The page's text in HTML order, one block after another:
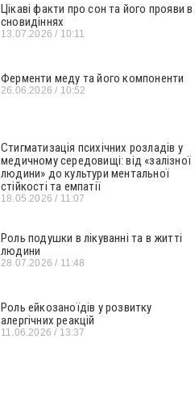
Цікаві факти про сон та його прояви в
сновидіннях
13.07.2026 10:11
Ферменти меду та його компоненти
26.06.2026 10:52
Стигматизація психічних розладів у
медичному середовищі: від «залізної
людини» до культури ментальної
стійкості та емпатії
18.05.2026 11:07
Роль подушки в лікуванні та в житті
людини
28.07.2026 11:48
Роль ейкозаноїдів у розвитку
алергічних реакцій
11.06.2026 13:37